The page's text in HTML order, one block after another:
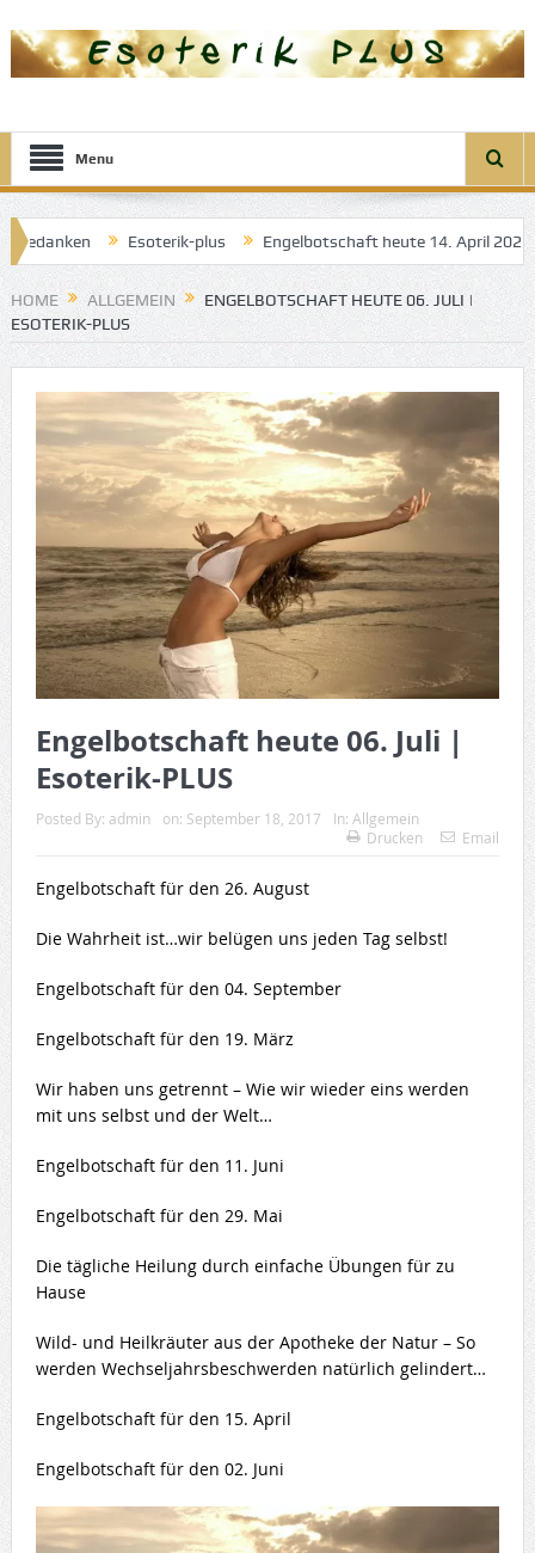
Menu
Esoterik-plus Engelbotschaft heute 14. April 2025: Engel
HOME ALLGEMEIN
ENGELBOTSCHAFT HEUTE 06. JULI |
ESOTERIK-PLUS
Engelbotschaft heute 06. Juli |
Esoterik-PLUS
Posted By: admin on: September 18, 2017 In: Allgemein
Drucken
Email
Engelbotschaft für den 26. August
Die Wahrheit ist…wir belügen uns jeden Tag selbst!
Engelbotschaft für den 04. September
Engelbotschaft für den 19. März
Wir haben uns getrennt – Wie wir wieder eins werden
mit uns selbst und der Welt…
Engelbotschaft für den 11. Juni
Engelbotschaft für den 29. Mai
Die tägliche Heilung durch einfache Übungen für zu
Hause
Wild- und Heilkräuter aus der Apotheke der Natur – So
werden Wechseljahrsbeschwerden natürlich gelindert…
Engelbotschaft für den 15. April
Engelbotschaft für den 02. Juni